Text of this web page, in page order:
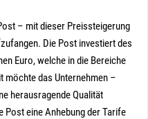
– mit dieser Preissteigerung
Die Post investiert des
Euro, welche in die Bereiche
das Unternehmen –
herausragende Qualität
Post eine Anhebung der Tarife